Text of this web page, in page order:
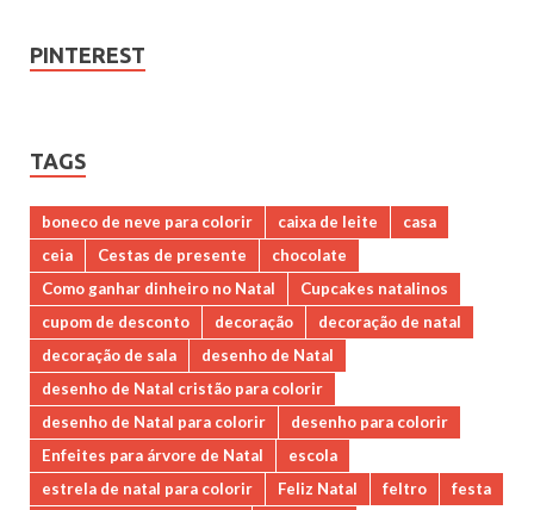
PINTEREST
TAGS
boneco de neve para colorir caixa de leite
casa
ceia
Cestas de presente
chocolate
Como ganhar dinheiro no Natal
Cupcakes natalinos
cupom de desconto
decoração
decoração de natal
decoração de sala
desenho de Natal
desenho de Natal cristão para colorir
desenho de Natal para colorir
desenho para colorir
Enfeites para árvore de Natal
escola
estrela de natal para colorir
Feliz Natal feltro
festa